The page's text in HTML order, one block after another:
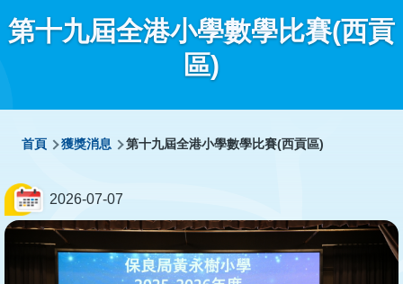
navigation
第十九屆全港小學數學比賽(西貢
區)
導
連
結
首頁 獲獎消息 第十九屆全港小學數學比賽(西貢區)
2026-07-07